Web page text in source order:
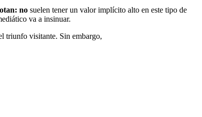
no suelen tener un valor implícito alto en este tipo de
va a insinuar.
triunfo visitante. Sin embargo,